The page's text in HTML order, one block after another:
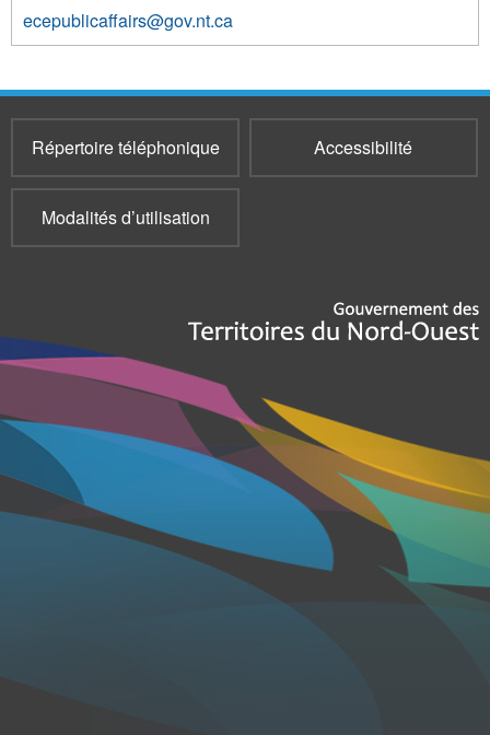
ecepublicaffairs@gov.nt.ca
2043
Répertoire téléphonique Accessibilité
Modalités d’utilisation